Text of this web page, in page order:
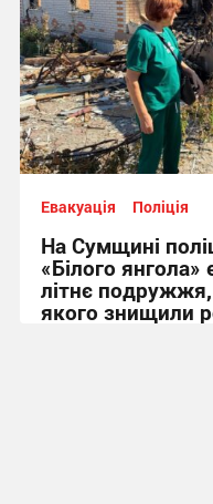
Евакуація Поліція
На Сумщині
«Білого
літнє
якого знищили